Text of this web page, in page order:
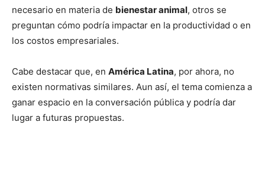
necesario en materia de bienestar animal, otros se
preguntan cómo podría impactar en la productividad o en
los costos empresariales.
Cabe destacar que, en América Latina, por ahora, no
existen normativas similares. Aun así, el tema comienza a
ganar espacio en la conversación pública y podría dar
lugar a futuras propuestas.